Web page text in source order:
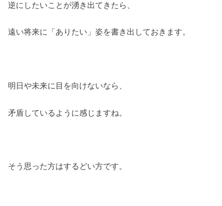
逆にしたいことが湧き出てきたら、
遠い将来に「ありたい」姿を書き出しておきます。
明日や未来に目を向けないなら、
矛盾しているように感じますね。
そう思った方はするどい方です。